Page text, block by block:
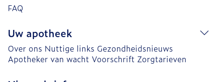
FAQ
Uw apotheek
Over ons Nuttige links Gezondheidsnieuws
Apotheker van wacht Voorschrift Zorgtarieven